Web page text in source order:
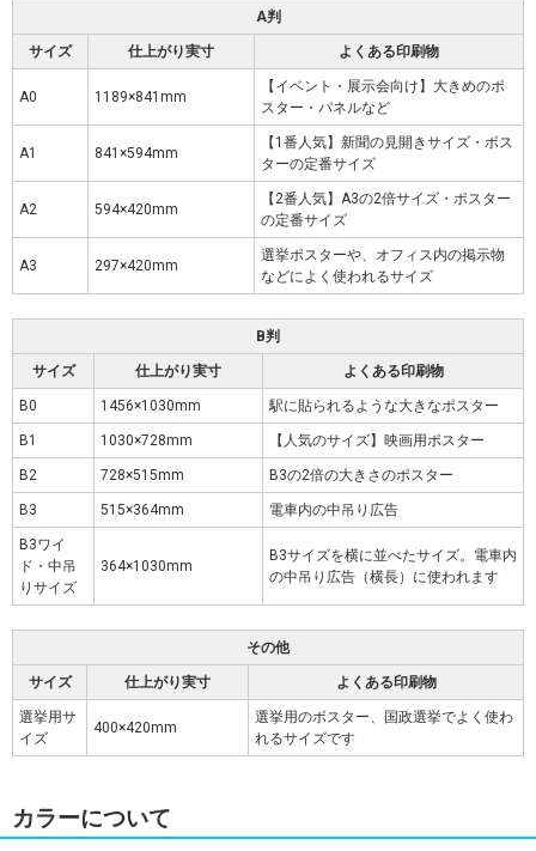
A判
サイズ 仕上がり実寸 よくある印刷物
A0 1189×841mm
【イベント・展示会向け】大きめのポ
スター・パネルなど
A1 841×594mm
【1番人気】新聞の見開きサイズ・ポス
ターの定番サイズ
A2 594×420mm
【2番人気】A3の2倍サイズ・ポスター
の定番サイズ
A3 297×420mm
選挙ポスターや、オフィス内の掲示物
などによく使われるサイズ
B判
サイズ 仕上がり実寸 よくある印刷物
B0 1456×1030mm 駅に貼られるような大きなポスター
B1 1030×728mm 【人気のサイズ】映画用ポスター
B2 728×515mm B3の2倍の大きさのポスター
B3 515×364mm 電車内の中吊り広告
B3ワイ
ド・中吊
りサイズ
364×1030mm
B3サイズを横に並べたサイズ。電車内
の中吊り広告（横長）に使われます
その他
サイズ 仕上がり実寸 よくある印刷物
選挙用サ
イズ
400×420mm
選挙用のポスター、国政選挙でよく使わ
れるサイズです
カラーについて